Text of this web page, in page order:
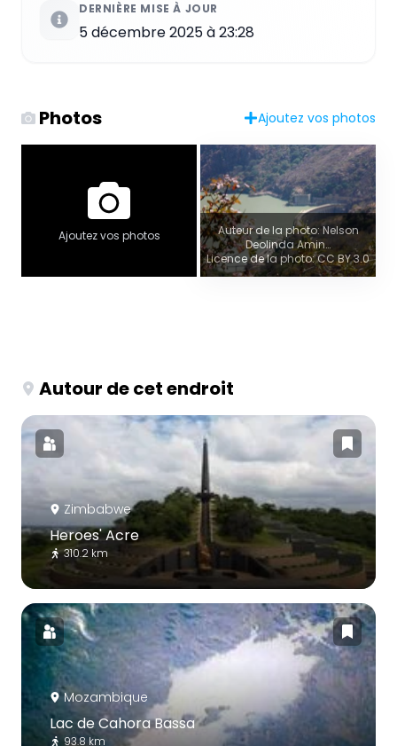
DERNIÈRE MISE À JOUR
5 décembre 2025 à 23:28
Photos Ajoutez vos photos
Ajoutez vos photos
Auteur de la photo: Nelson
Deolinda Amin…
Licence de la photo: CC BY 3.0
Autour de cet endroit
Zimbabwe
Heroes' Acre
310.2 km
Mozambique
Lac de Cahora Bassa
93.8 km